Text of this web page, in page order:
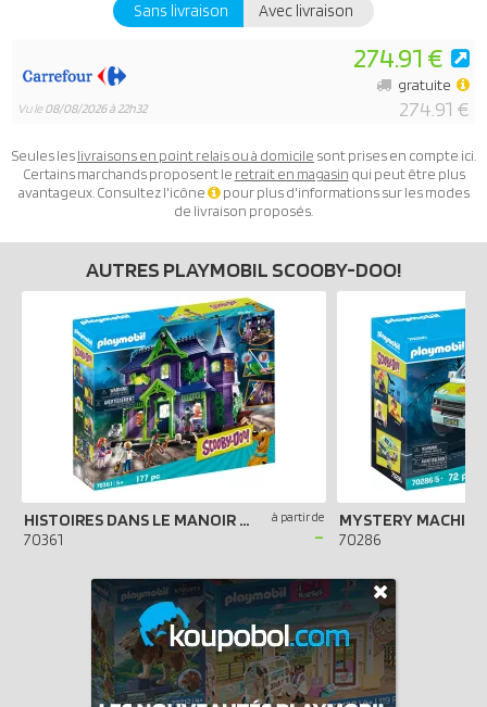
Sans livraison Avec livraison
Vu le08/08/2026 à 22h32
274.91 €
274.91 €
gratuite
Seules leslivraisons en point relais ou à domicile sont prises en compte ici.
Certains marchands proposent le retrait en magasin qui peut être plus
avantageux. Consultez l'icône
pour plus d'informations sur les modes
de livraison proposés.
AUTRES PLAYMOBIL SCOOBY-DOO!
HISTOIRES DANS LE MANOIR HANTÉ
70361
à partir de
-
MYSTERY MACHINE
70286